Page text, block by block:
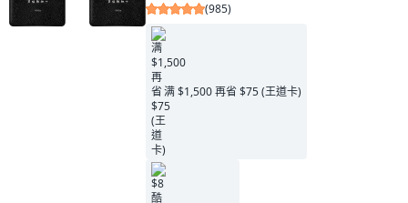
(985)
满 $1,500 再省 $75 (王道卡)